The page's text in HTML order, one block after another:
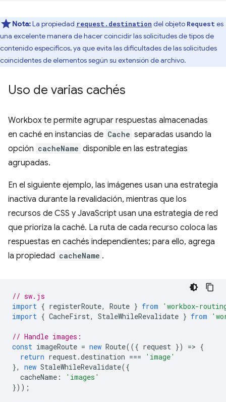
Nota:La propiedad request.destination del objeto Request es
una excelente manera de hacer coincidir las solicitudes de tipos de
contenido específicos, ya que evita las dificultades de las solicitudes
coincidentes de elementos según su extensión de archivo.
Uso de varias cachés
Workbox te permite agrupar respuestas almacenadas
en caché en instancias de Cache separadas usando la
opción cacheName disponible en las estrategias
agrupadas.
En el siguiente ejemplo, las imágenes usan una estrategia
inactiva durante la revalidación, mientras que los
recursos de CSS y JavaScript usan una estrategia de red
que prioriza la caché. La ruta de cada recurso coloca las
respuestas en cachés independientes; para ello, agrega
la propiedad cacheName .
// sw.js
import { registerRoute, Route } from
'workbox-
import { CacheFirst, StaleWhileRevalidate } from
// Handle images:
const imageRoute = new Route(({ request }) => {
return request.destination ===
'image'
},
new StaleWhileRevalidate({
cacheName :
'images'
}));